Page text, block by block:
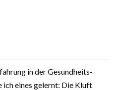
in der Gesundheits-
ich eines gelernt: Die Kluft